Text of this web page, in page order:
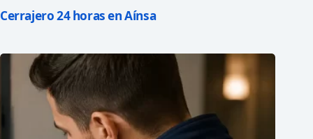
Cerrajero 24 horas en Aínsa